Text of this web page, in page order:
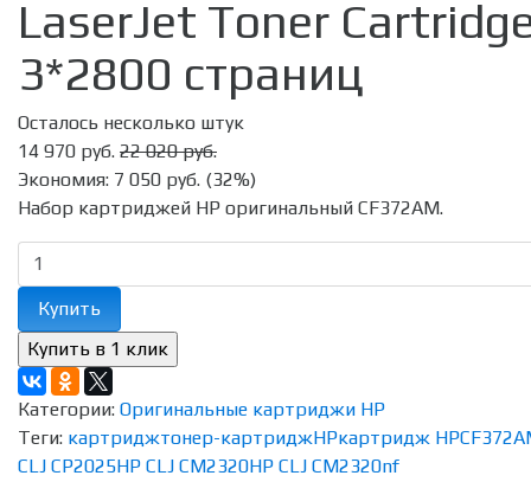
LaserJet Toner
3*2800 страниц
Осталось несколько штук
14 970 руб. 22 020 руб.
Экономия: 7 050 руб. (32%)
Набор картриджей HP оригинальный CF372AM.
Купить
Категории: Оригинальные картриджи HP
Теги: картриджтонер-картриджHPкартридж HP
CLJ CP2025HP CLJ CM2320HP CLJ CM2320nf